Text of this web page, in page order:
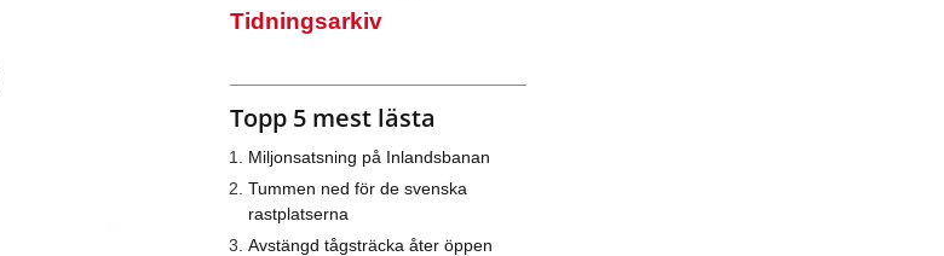
Tidningsarkiv
Topp 5 mest lästa
Miljonsatsning på Inlandsbanan
Tummen ned för de svenska
rastplatserna
Avstängd tågsträcka åter öppen